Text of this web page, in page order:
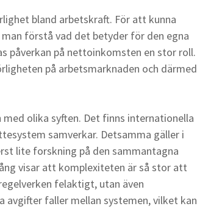
bland arbetskraft. För att kunna
förstå vad det betyder för den egna
påverkan på nettoinkomsten en stor roll.
på arbetsmarknaden och därmed
olika syften. Det finns internationella
samverkar. Detsamma gäller i
lite forskning på den sammantagna
visar att komplexiteten är så stor att
felaktigt, utan även
avgifter faller mellan systemen, vilket kan